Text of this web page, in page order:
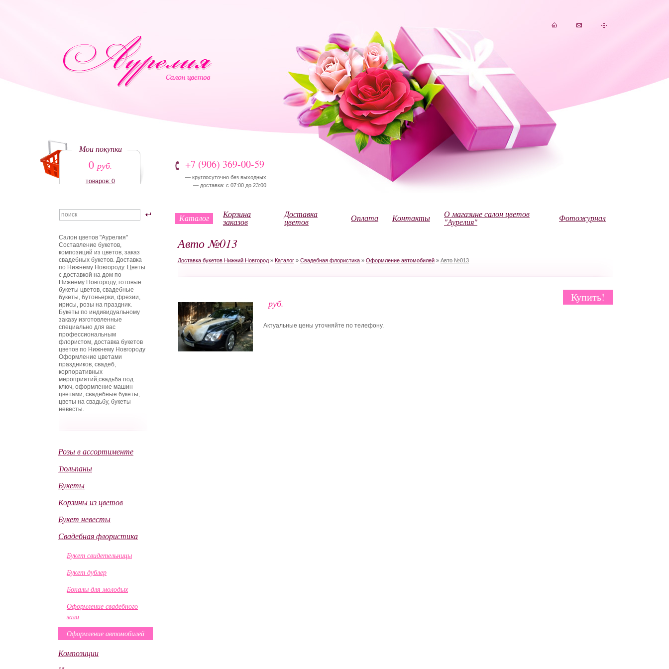
Мои покупки
0 руб.
товаров: 0
+7 (906) 369-00-59
— круглосуточно без выходных
— доставка: с 07:00 до 23:00
Каталог Корзина
заказов
Доставка
цветов Оплата Контакты О магазине салон цветов
"Аурелия" Фотожурнал
Авто №013
Доставка букетов Нижний Новгород » Каталог » Свадебная флористика » Оформление автомобилей » Авто №013
руб. Купить!
Актуальные цены уточняйте по телефону.
Салон цветов "Аурелия"
Составление букетов,
композиций из цветов, заказ
свадебных букетов. Доставка
по Нижнему Новгороду. Цветы
с доставкой на дом по
Нижнему Новгороду, готовые
букеты цветов, свадебные
букеты, бутоньерки, фрезии,
ирисы, розы на праздник.
Букеты по индивидуальному
заказу изготовленные
специально для вас
профессиональным
флористом, доставка букетов
цветов по Нижнему Новгороду
Оформление цветами
праздников, свадеб,
корпоративных
мероприятий,свадьба под
ключ, оформление машин
цветами, свадебные букеты,
цветы на свадьбу, букеты
невесты.
Розы в ассортименте
Тюльпаны
Букеты
Корзины из цветов
Букет невесты
Свадебная флористика
Букет свидетельницы
Букет дублер
Бокалы для молодых
Оформление свадебного
зала
Оформление автомобилей
Композиции